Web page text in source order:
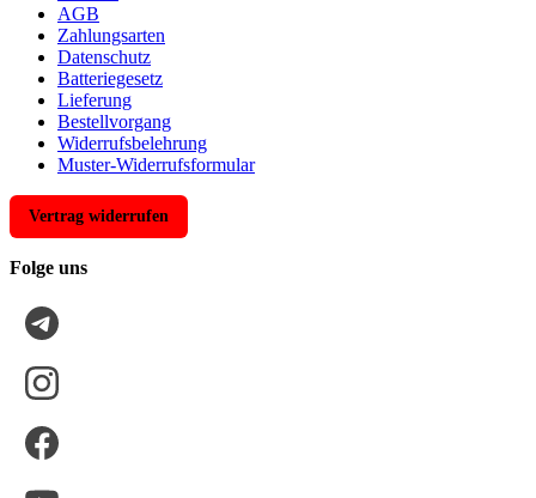
AGB
Zahlungsarten
Datenschutz
Batteriegesetz
Lieferung
Bestellvorgang
Widerrufsbelehrung
Muster-Widerrufsformular
Vertrag widerrufen
Folge uns